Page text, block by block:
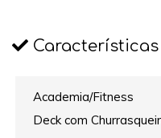
Academia/Fitness
Deck com